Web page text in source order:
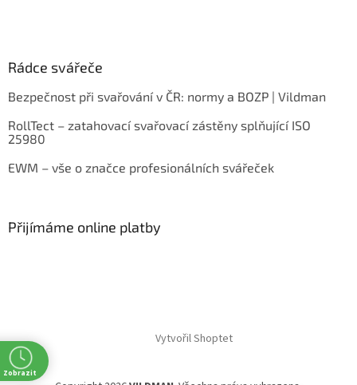
Rádce svářeče
Bezpečnost při svařování v ČR: normy a BOZP | Vildman
RollTect – zatahovací svařovací zástěny splňující ISO
25980
EWM – vše o značce profesionálních svářeček
Přijímáme online platby
Vytvořil Shoptet
Zobrazit